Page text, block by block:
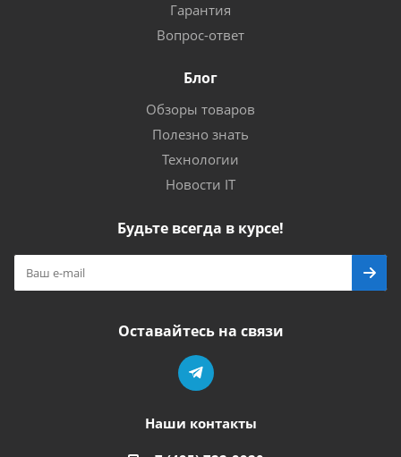
Гарантия
Вопрос-ответ
Блог
Обзоры товаров
Полезно знать
Технологии
Новости IT
Будьте всегда в курсе!
Оставайтесь на связи
Наши контакты